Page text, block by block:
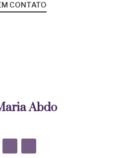
CONTATO
Abdo